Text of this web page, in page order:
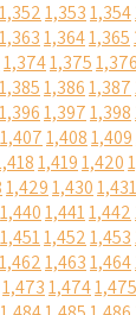
1,3521,3531,354
1,3631,3641,365
1,3741,3751,376
1,3851,3861,387
1,3961,3971,398
1,4071,4081,409
1,4191,420
1,4291,4301,431
1,4401,4411,442
1,4511,4521,453
1,4621,4631,464
1,4731,4741,475